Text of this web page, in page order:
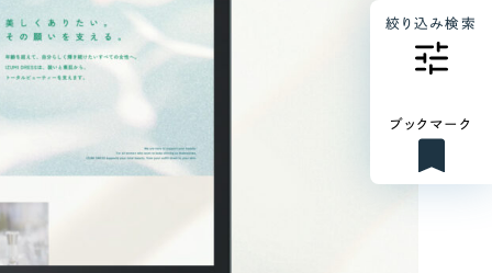
絞り込み検索
ブックマーク